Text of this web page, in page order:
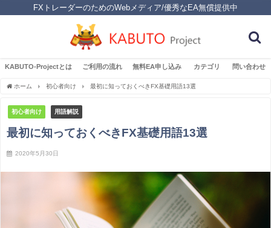
FXトレーダーのためのWebメディア/優秀なEA無償提供中
KABUTO-Projectとは ご利用の流れ 無料EA申し込み カテゴリ 問い合わせ
ホーム 初心者向け 最初に知っておくべきFX基礎用語13選
初心者向け 用語解説
最初に知っておくべきFX基礎用語13選
2020年5月30日